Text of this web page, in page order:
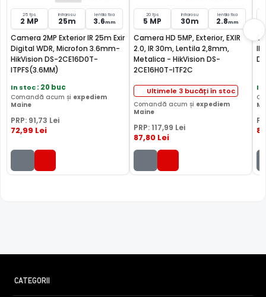
25 fps
2 MP
Infrarosu
25m
lentila fixa
3.6mm
Camera 2MP Exterior IR 25m Exir
Digital WDR, Microfon 3.6mm-
HikVision DS-2CE16D0T-
ITPFS(3.6MM)
In stoc: 20 buc
Comandă acum și expediem
Maine
PRP: 91,73 Lei
72,99 Lei
20 fps
5 MP
Infrarosu
30m
lentila fixa
2.8mm
Camera HD 5MP, Exterior, EXIR
2.0, IR 30m, Lentila 2,8mm,
Metalica - HikVision DS-
2CE16H0T-ITF2C
Ultimele 3 bucăți în stoc
Comandă acum și expediem
Maine
PRP: 117,99 Lei
87,80 Lei
IR
In
88
CATEGORII